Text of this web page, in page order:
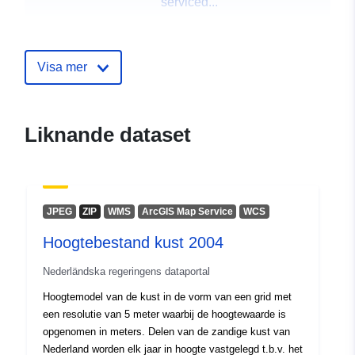
uriRef:
http://data.europa.eu/88u/dataset/
Visa mer
Liknande dataset
JPEG ZIP WMS ArcGIS Map Service WCS
Hoogtebestand kust 2004
Nederländska regeringens dataportal
Hoogtemodel van de kust in de vorm van een grid met
een resolutie van 5 meter waarbij de hoogtewaarde is
opgenomen in meters. Delen van de zandige kust van
Nederland worden elk jaar in hoogte vastgelegd t.b.v. het